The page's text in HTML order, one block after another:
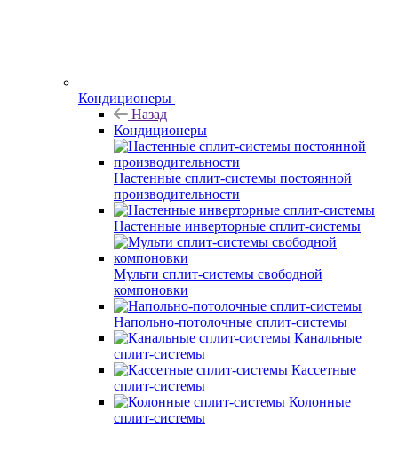
Кондиционеры
Назад
Кондиционеры
Настенные сплит-системы постоянной
производительности
Настенные инверторные сплит-системы
Мульти сплит-системы свободной
компоновки
Напольно-потолочные сплит-системы
Канальные
сплит-системы
Кассетные
сплит-системы
Колонные
сплит-системы